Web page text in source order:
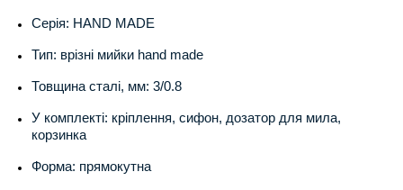
Серія: HAND MADE
Тип: врізні мийки hand made
Товщина сталі, мм: 3/0.8
У комплекті: кріплення, сифон, дозатор для мила,
корзинка
Форма: прямокутна